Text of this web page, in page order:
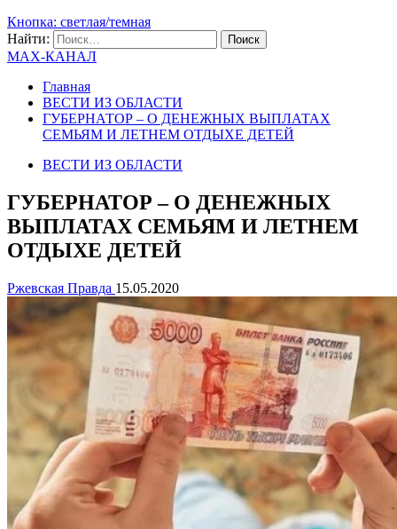
Кнопка: светлая/темная
Найти:
MAX-КАНАЛ
Главная
ВЕСТИ ИЗ ОБЛАСТИ
ГУБЕРНАТОР – О ДЕНЕЖНЫХ ВЫПЛАТАХ
СЕМЬЯМ И ЛЕТНЕМ ОТДЫХЕ ДЕТЕЙ
ВЕСТИ ИЗ ОБЛАСТИ
ГУБЕРНАТОР – О ДЕНЕЖНЫХ
ВЫПЛАТАХ СЕМЬЯМ И ЛЕТНЕМ
ОТДЫХЕ ДЕТЕЙ
Ржевская Правда 15.05.2020